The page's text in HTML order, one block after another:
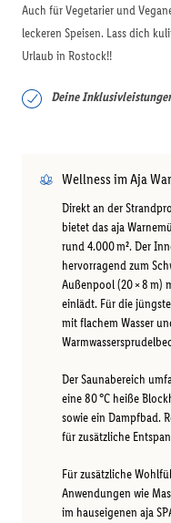
Auch für Vegetarier und
leckeren Speisen. Lass dich
Urlaub in Rostock!!
Deine
Wellness im Aja
Direkt an der
bietet das aja
rund 4.000 m². Der
hervorragend zum
Außenpool (20 × 8 m)
einlädt. Für die
mit flachem Wasser
Der Saunabereich
eine 80 °C heiße
sowie ein Dampfbad.
für zusätzliche
Für zusätzliche
Anwendungen wie
im hauseigenen aja